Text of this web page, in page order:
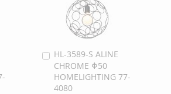
HL-3589-S ALINE
CHROME Φ50
HOMELIGHTING 77-
4080
Προσθήκη
στο
Καλάθι